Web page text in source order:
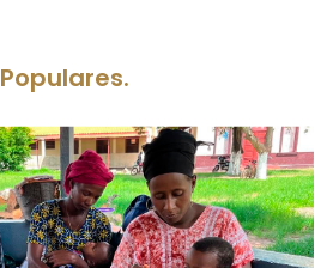
Populares.